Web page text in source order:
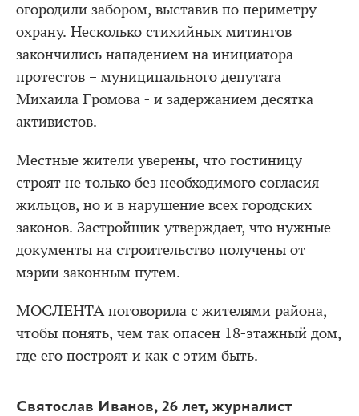
огородили забором, выставив по периметру
охрану. Несколько стихийных митингов
закончились нападением на инициатора
протестов – муниципального депутата
Михаила Громова - и задержанием десятка
активистов.
Местные жители уверены, что гостиницу
строят не только без необходимого согласия
жильцов, но и в нарушение всех городских
законов. Застройщик утверждает, что нужные
документы на строительство получены от
мэрии законным путем.
МОСЛЕНТА поговорила с жителями района,
чтобы понять, чем так опасен 18-этажный дом,
где его построят и как с этим быть.
Святослав Иванов, 26 лет, журналист